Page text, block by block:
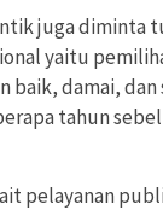
juga
yaitu
baik, damai,
tahun
pelayanan